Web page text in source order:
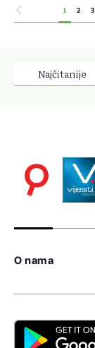
1 2 3
Najčitanije
O nama